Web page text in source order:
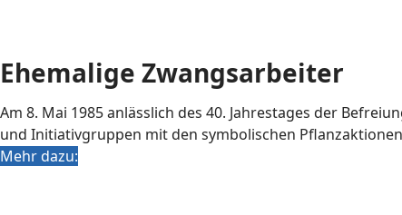
Ehemalige Zwangsarbeiter
Am 8. Mai 1985 anlässlich des 40. Jahrestages der
und Initiativgruppen mit den symbolischen
Mehr dazu: